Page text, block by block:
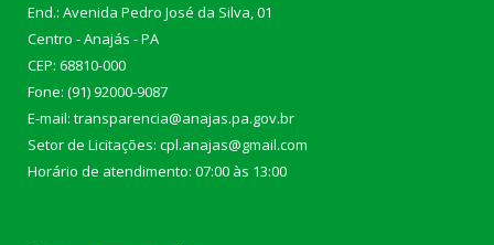
End.: Avenida Pedro José da Silva, 01
Centro - Anajás - PA
CEP: 68810-000
Fone: (91) 92000-9087
E-mail: transparencia@anajas.pa.gov.br
Setor de Licitações: cpl.anajas@gmail.com
Horário de atendimento: 07:00 às 13:00